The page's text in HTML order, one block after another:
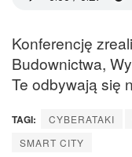
Konferencję
Budownictwa,
Te odbywają się
TAGI: CYBERATAKI
SMART CITY